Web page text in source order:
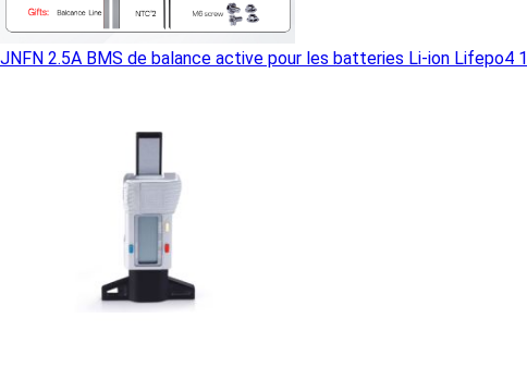
JNFN 2.5A BMS de balance active pour les batteries Li-ion